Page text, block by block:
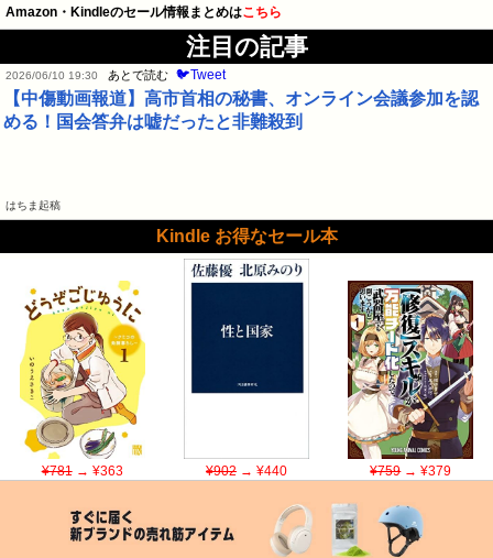
Amazon・Kindleのセール情報まとめはこちら
注目の記事
2026/06/10 19:30 あとで読む 🐦Tweet
【中傷動画報道】高市首相の秘書、オンライン会議参加を認
める！国会答弁は嘘だったと非難殺到
はちま起稿
Kindle お得なセール本
¥781→ ¥363 ¥902→ ¥440 ¥759→ ¥379